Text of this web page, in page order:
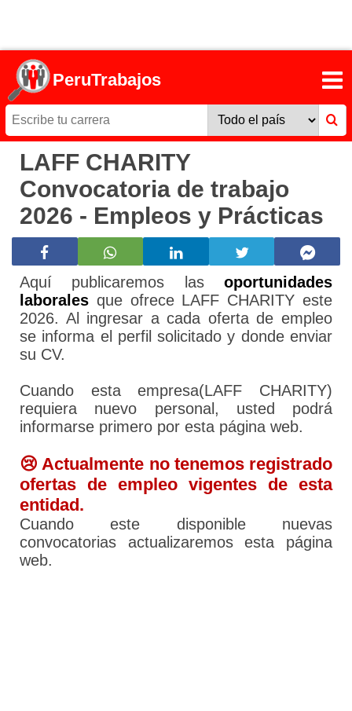
PeruTrabajos
LAFF CHARITY
Convocatoria de trabajo
2026 - Empleos y Prácticas
Aquí publicaremos las oportunidades
laborales que ofrece LAFF CHARITY este
2026. Al ingresar a cada oferta de empleo
se informa el perfil solicitado y donde enviar
su CV.
Cuando esta empresa(LAFF CHARITY)
requiera nuevo personal, usted podrá
informarse primero por esta página web.
😢 Actualmente no tenemos registrado
ofertas de empleo vigentes de esta
entidad.
Cuando este disponible nuevas
convocatorias actualizaremos esta página
web.